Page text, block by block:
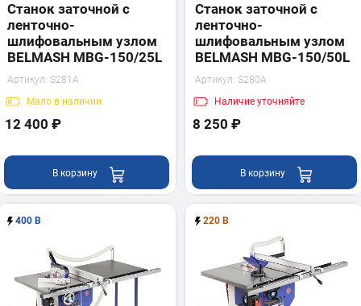
Станок заточной с
ленточно-
шлифовальным узлом
BELMASH MBG-150/25L
Артикул: S281A
Мало в наличии
12 400 ₽
В корзину
Станок заточной с
ленточно-
шлифовальным узлом
BELMASH MBG-150/50L
Артикул: S280A
Наличие уточняйте
8 250 ₽
В корзину
400 В 220 В